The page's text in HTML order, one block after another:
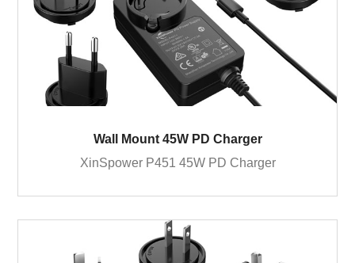
Wall Mount 45W PD Charger
XinSpower P451 45W PD Charger